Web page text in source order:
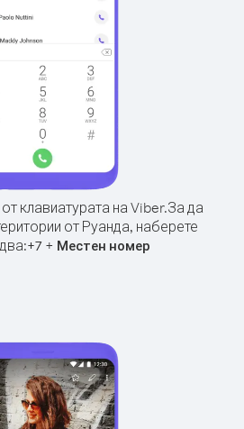
клавиатурата на Viber.За да
от Руанда, наберете
+7+ Местен номер